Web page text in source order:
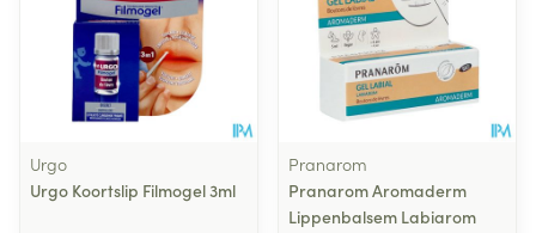
Urgo
Urgo Koortslip Filmogel 3ml
Pranarom
Pranarom Aromaderm
Lippenbalsem Labiarom